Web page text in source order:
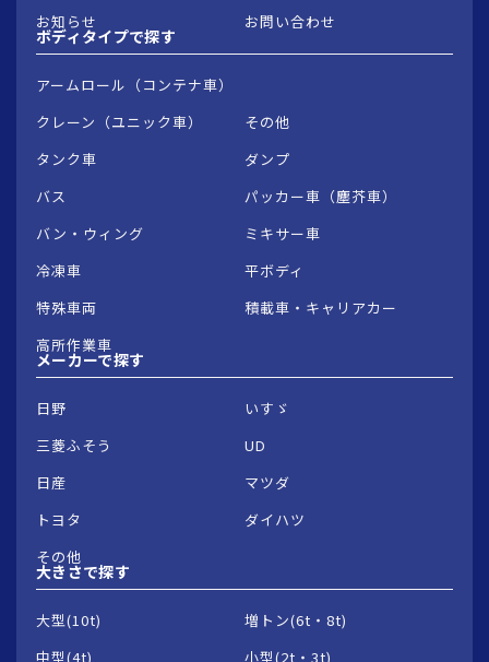
お知らせ
お問い合わせ
ボディタイプで探す
アームロール（コンテナ車）
クレーン（ユニック車）
その他
タンク車
ダンプ
バス
パッカー車（塵芥車）
バン・ウィング
ミキサー車
冷凍車
平ボディ
特殊車両
積載車・キャリアカー
高所作業車
メーカーで探す
日野
いすゞ
三菱ふそう
UD
日産
マツダ
トヨタ
ダイハツ
その他
大きさで探す
大型(10t)
増トン(6t・8t)
中型(4t)
小型(2t・3t)